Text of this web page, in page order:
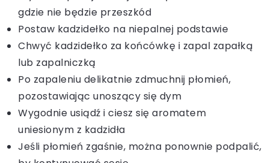
gdzie nie będzie przeszkód
Postaw kadzidełko na niepalnej podstawie
Chwyć kadzidełko za końcówkę i zapal zapałką
lub zapalniczką
Po zapaleniu delikatnie zdmuchnij płomień,
pozostawiając unoszący się dym
Wygodnie usiądź i ciesz się aromatem
uniesionym z kadzidła
Jeśli płomień zgaśnie, można ponownie podpalić,